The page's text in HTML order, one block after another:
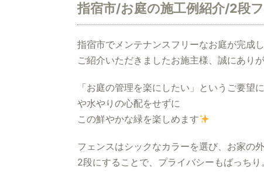
指宿市/お庭の施工例紹介/2段
指宿市でメンテナンスフリーなお庭が完成し
ご紹介いただきましたお施主様、誠にあり
「お庭の管理を楽にしたい」というご要望
や水やりの心配をせずに
この鮮やかな緑を楽しめます
フェンスはシックなカラーを選び、お家の
2段にすることで、プライバシーもばっちり。